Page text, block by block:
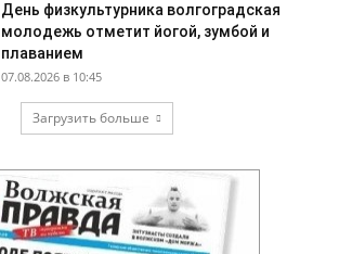
День физкультурника волгоградская
молодежь отметит йогой, зумбой и
плаванием
07.08.2026 в 10:45
Загрузить больше